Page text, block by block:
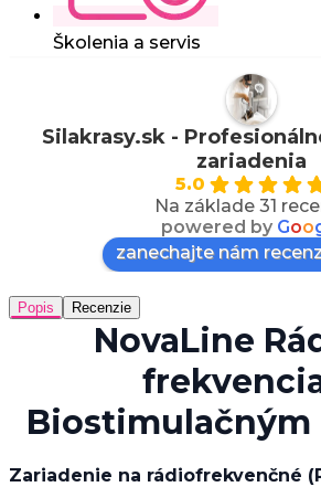
Školenia a servis
Silakrasy.sk -
zariadenia
5.0
Na základe 31
powered by Goo
zanechajte nám
Popis Recenzie
NovaLine
Biostimulačným
Zariadenie na rádiofrekvenčné